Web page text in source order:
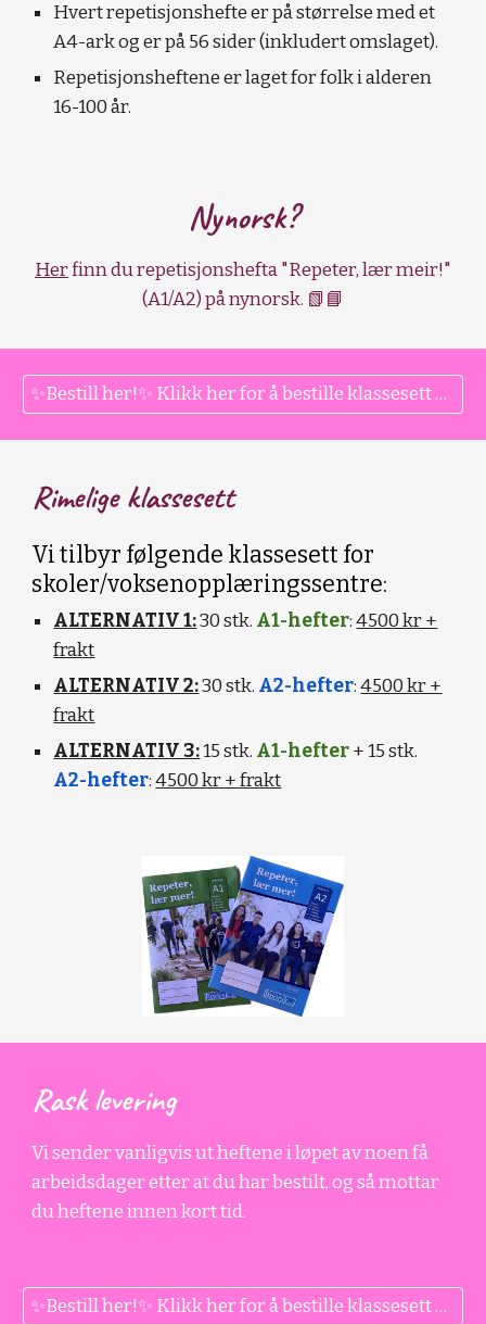
Hvert repetisjonshefte er på størrelse med et
A4-ark og er på 56 sider (inkludert omslaget).
Repetisjonsheftene er laget for folk i alderen
16-100 år.
Nynorsk?
Herfinn du repetisjonshefta "Repeter, lær meir!"
(A1/A2) på nynorsk. 📗📘
✨Bestill her!✨ Klikk her for å bestille klassesett på bokmål til din skole.
Rimelige klassesett
Vi tilbyr følgende klassesett for
skoler/voksenopplæringssentre:
ALTERNATIV 1:30 stk. A1-hefter:4500 kr +
frakt
ALTERNATIV 2:30 stk. A2-hefter:4500 kr +
frakt
ALTERNATIV 3:15 stk. A1-hefter+ 15 stk.
A2-hefter:4500 kr + frakt
Rask levering
Vi sender vanligvis ut heftene i løpet av noen få
arbeidsdager etter at du har bestilt, og så mottar
du heftene innen kort tid.
✨Bestill her!✨ Klikk her for å bestille klassesett på bokmål til din skole.